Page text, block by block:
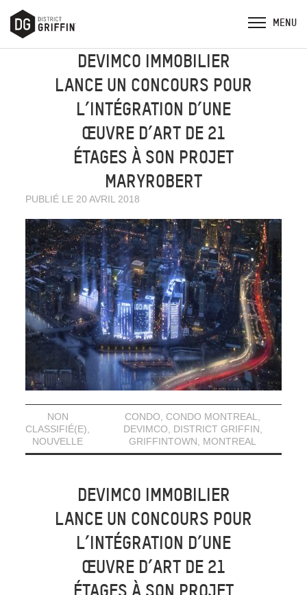
DEVIMCO IMMOBILIER
LANCE UN CONCOURS POUR
L’INTÉGRATION D’UNE
ŒUVRE D’ART DE 21
ÉTAGES À SON PROJET
MARYROBERT
PUBLIÉ LE 20 AVRIL 2018
NON
CLASSIFIÉ(E)
NOUVELLE
CONDO CONDO MONTREAL
DEVIMCO
DISTRICT GRIFFIN
GRIFFINTOWN
MONTREAL
DEVIMCO IMMOBILIER
LANCE UN CONCOURS POUR
L’INTÉGRATION D’UNE
ŒUVRE D’ART DE 21
ÉTAGES À SON PROJET